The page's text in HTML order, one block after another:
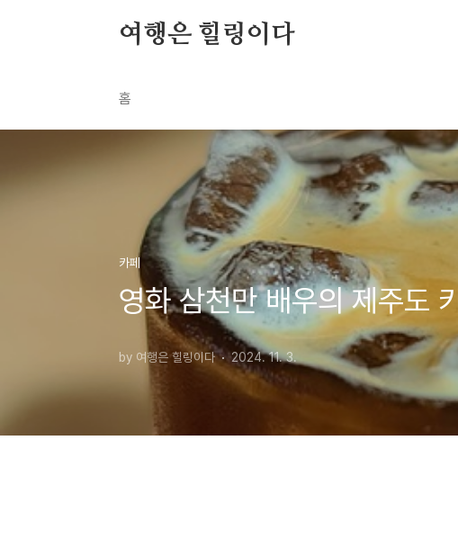
여행은 힐링이다
홈
카페
영화 삼천만 배우의 제주도
by 여행은 힐링이다 2024. 11. 3.